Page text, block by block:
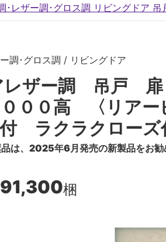
･レザー調･グロス調 リビングドア 吊
調･グロス調 / リビングドア
レザー調 吊戸
００高 〈リアー
ラクラクローズ
は、2025年6月発売の新製品をお勧
梱